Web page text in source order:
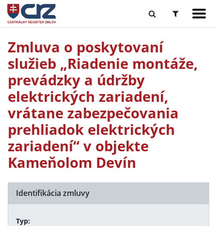
Zmluva o poskytovaní
služieb „Riadenie montáže,
prevádzky a údržby
elektrických zariadení,
vrátane zabezpečovania
prehliadok elektrických
zariadení“ v objekte
Kameňolom Devín
Identifikácia zmluvy
Typ: